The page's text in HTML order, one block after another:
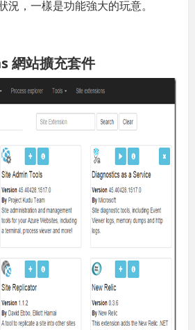
況，一樣是功能強大的玩意。
網站擴充套件